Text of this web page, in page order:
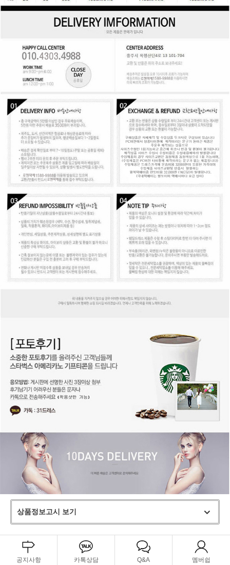
상품정보고시 보기
공지사항 카톡상담 Q&A 멤버쉽